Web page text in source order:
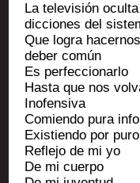
La tele­vi­sión
dic­ciones del
Que logra
deber común
Es perfeccionarlo
Has­ta que nos
Inofensiva
Comien­do pura
Exis­tien­do por
Refle­jo de mi yo
De mi cuerpo